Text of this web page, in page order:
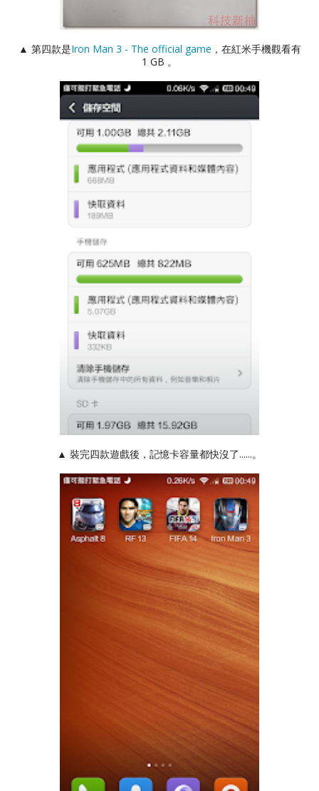
▲ 第四款是Iron Man 3 - The official game ，在紅米手機觀看有
1 GB 。
▲ 裝完四款遊戲後，記憶卡容量都快沒了......。